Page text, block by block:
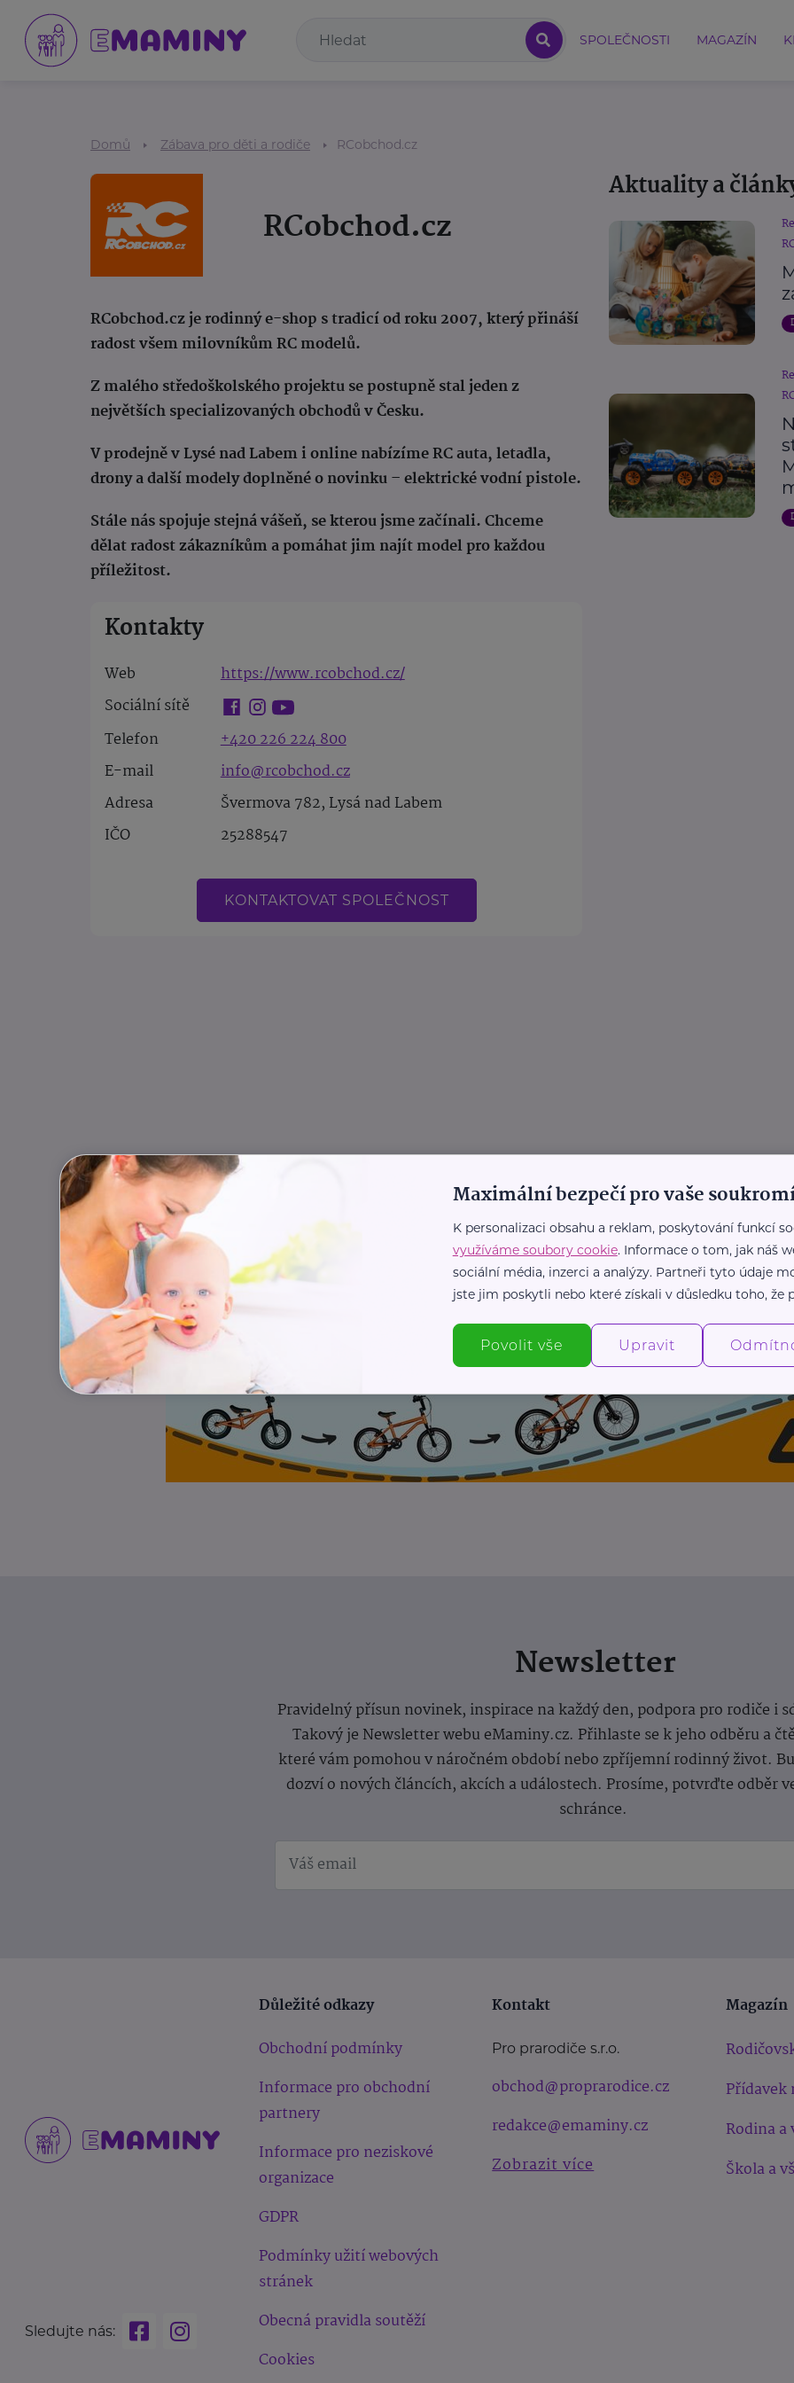
SPOLEČNOSTI MAGAZÍN
Domů Zábava pro děti a rodiče RCobchod.cz
RCobchod.cz
RCobchod.cz je rodinný e-shop s tradicí od roku 2007, který přináší
radost všem milovníkům RC modelů.
Z malého středoškolského projektu se postupně stal jeden z
největších specializovaných obchodů v Česku.
V prodejně v Lysé nad Labem i online nabízíme RC auta, letadla,
drony a další modely doplněné o novinku – elektrické vodní pistole.
Stále nás spojuje stejná vášeň, se kterou jsme začínali.Chceme
dělat radost zákazníkům a pomáhat jim najít model pro každou
příležitost.
Kontakty
Web
https://www.rcobchod.cz/
Sociální sítě
Telefon
+420 226 224 800
E-mail
info@rcobchod.cz
Adresa
Švermova 782, Lysá nad Labem
IČO
25288547
KONTAKTOVAT SPOLEČNOST
Aktuality a
Newsletter
Pravidelný přísun novinek, inspirace na každý den, podpora pro rodiče i
Takový je Newsletter webu eMaminy.cz. Přihlaste se k jeho odběru a
které vám pomohou v náročném období nebo zpříjemní rodinný život.
dozví o nových článcích, akcích a událostech. Prosíme, potvrďte odběr
schránce.
Sledujte nás:
Důležité odkazy
Obchodní podmínky
Informace pro obchodní
partnery
Informace pro neziskové
organizace
GDPR
Podmínky užití webových
stránek
Obecná pravidla soutěží
Cookies
Kontakt
Pro prarodiče s.r.o.
obchod@proprarodice.cz
redakce@emaminy.cz
Zobrazit více
Magazín
Přídavek
Rodina a
Škola a
Maximální bezpečí pro vaše
K personalizaci obsahu a reklam, poskytování funkcí
využíváme soubory cookie. Informace o tom, jak náš
sociální média, inzerci a analýzy. Partneři tyto údaje
jste jim poskytli nebo které získali v důsledku toho, že
Povolit vše Upravit